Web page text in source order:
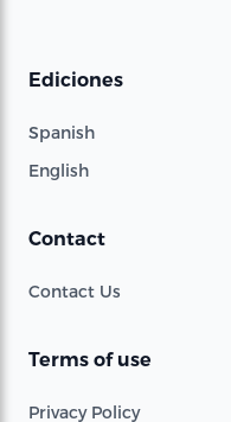
Ediciones
Spanish
English
Contact
Contact Us
Terms of use
Privacy Policy